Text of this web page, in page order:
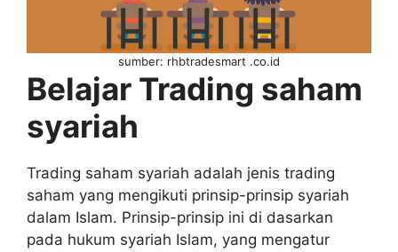
sumber: rhbtradesmart .co.id
Belajar Trading saham
syariah
Trading saham syariah adalah jenis trading
saham yang mengikuti prinsip-prinsip syariah
dalam Islam. Prinsip-prinsip ini di dasarkan
pada hukum syariah Islam, yang mengatur